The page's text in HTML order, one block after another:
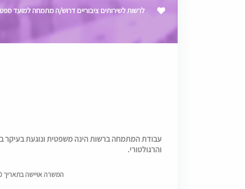
לרשות לשירותים ציבוריים דרוש/ה מתמחה למועד
עבודת המתמחה ברשות הינה משפטית ונוגעת בעיקר
והרגולטורי.
המשרה אויישה בתאריך 5/27/2020